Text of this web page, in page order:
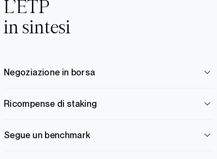
L’ETP
in sintesi
Negoziazione in borsa
Ricompense di staking
Segue un benchmark